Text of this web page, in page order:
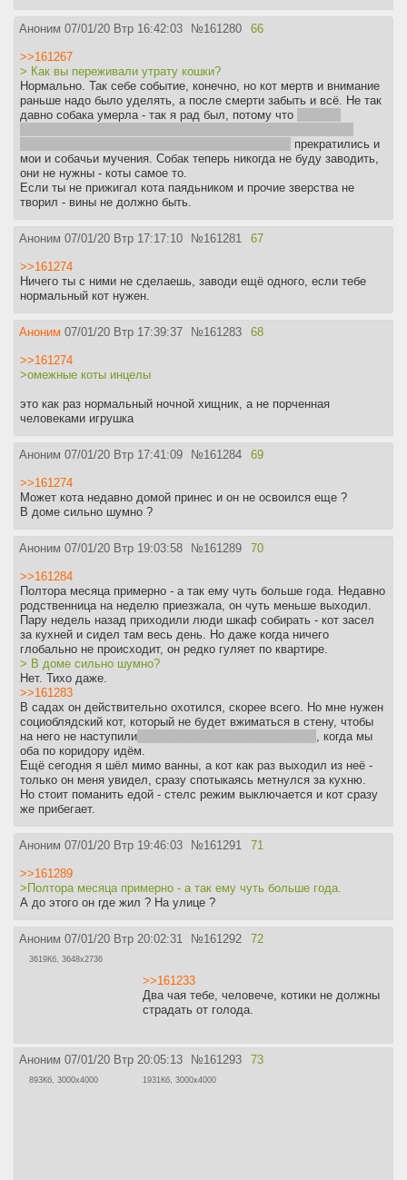
Аноним 07/01/20 Втр 16:42:03 №161280 66
>>161267
> Как вы переживали утрату кошки?
Нормально. Так себе событие, конечно, но кот мертв и внимание
раньше надо было уделять, а после смерти забыть и всё. Не так
давно собака умерла - так я рад был, потому что
прекратились и
мои и собачьи мучения. Собак теперь никогда не буду заводить,
они не нужны - коты самое то.
Если ты не прижигал кота паядьником и прочие зверства не
творил - вины не должно быть.
Аноним 07/01/20 Втр 17:17:10 №161281 67
>>161274
Ничего ты с ними не сделаешь, заводи ещё одного, если тебе
нормальный кот нужен.
Аноним 07/01/20 Втр 17:39:37 №161283 68
>>161274
>омежные коты инцелы
это как раз нормальный ночной хищник, а не порченная
человеками игрушка
Аноним 07/01/20 Втр 17:41:09 №161284 69
>>161274
Может кота недавно домой принес и он не освоился еще ?
В доме сильно шумно ?
Аноним 07/01/20 Втр 19:03:58 №161289 70
>>161284
Полтора месяца примерно - а так ему чуть больше года. Недавно
родственница на неделю приезжала, он чуть меньше выходил.
Пару недель назад приходили люди шкаф собирать - кот засел
за кухней и сидел там весь день. Но даже когда ничего
глобально не происходит, он редко гуляет по квартире.
> В доме сильно шумно?
Нет. Тихо даже.
>>161283
В садах он действительно охотился, скорее всего. Но мне нужен
социоблядский кот, который не будет вжиматься в стену, чтобы
на него не наступили
, когда мы
оба по коридору идём.
Ещё сегодня я шёл мимо ванны, а кот как раз выходил из неё -
только он меня увидел, сразу спотыкаясь метнулся за кухню.
Но стоит поманить едой - стелс режим выключается и кот сразу
же прибегает.
Аноним 07/01/20 Втр 19:46:03 №161291 71
>>161289
>Полтора месяца примерно - а так ему чуть больше года.
А до этого он где жил ? На улице ?
Аноним 07/01/20 Втр 20:02:31 №161292 72
3619Кб, 3648x2736
>>161233
Два чая тебе, человече, котики не должны
страдать от голода.
Аноним 07/01/20 Втр 20:05:13 №161293 73
893Кб, 3000x4000 1931Кб, 3000x4000